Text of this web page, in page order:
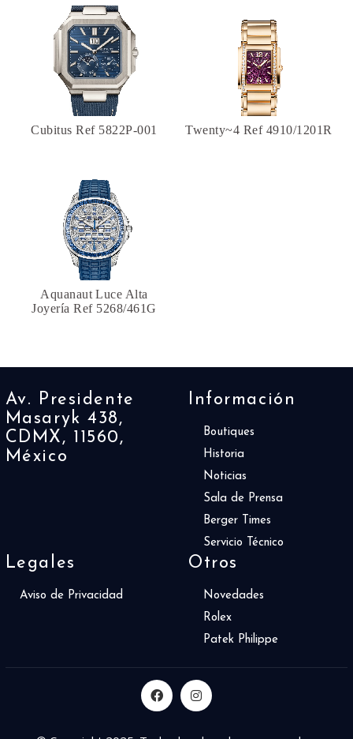
Cubitus Ref 5822P-001 Twenty~4 Ref 4910/1201R
Aquanaut Luce Alta
Joyería Ref 5268/461G
Av. Presidente
Masaryk 438,
CDMX, 11560,
México
Información
Boutiques
Historia
Noticias
Sala de Prensa
Berger Times
Servicio Técnico
Legales
Aviso de Privacidad
Otros
Novedades
Rolex
Patek Philippe